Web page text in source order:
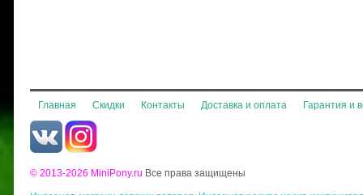
Главная Скидки Контакты Доставка и оплата Гарантия и
© 2013-2026 MiniPony.ru Все права защищены